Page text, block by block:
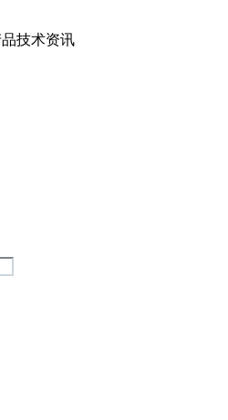
技术资讯